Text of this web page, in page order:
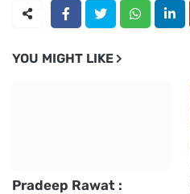
YOU MIGHT LIKE
Pradeep Rawat :